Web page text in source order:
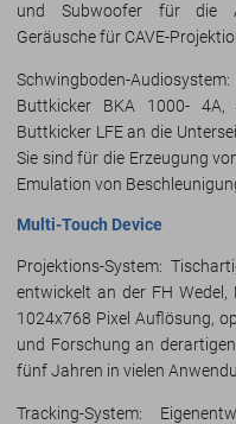
und Subwoofer für die
Geräusche für CAVE-
Schwingboden-
Buttkicker BKA 1000- 4A,
Buttkicker LFE an die
Sie sind für die Erzeugung
Emulation von
Multi-Touch Device
Projektions-System:
entwickelt an der FH
1024x768 Pixel Auflösung,
und Forschung an
fünf Jahren in vielen
Tracking-System: